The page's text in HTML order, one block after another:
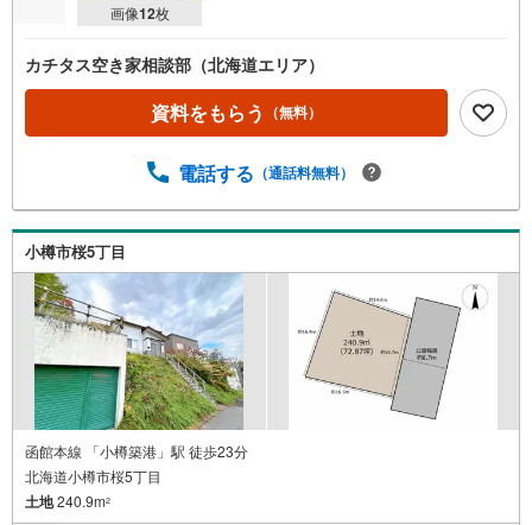
画像12枚
カチタス空き家相談部（北海道エリア）
資料をもらう （無料）
電話する （通話料無料）
小樽市桜5丁目
函館本線 「小樽築港」駅 徒歩23分
北海道小樽市桜5丁目
土地240.9m2